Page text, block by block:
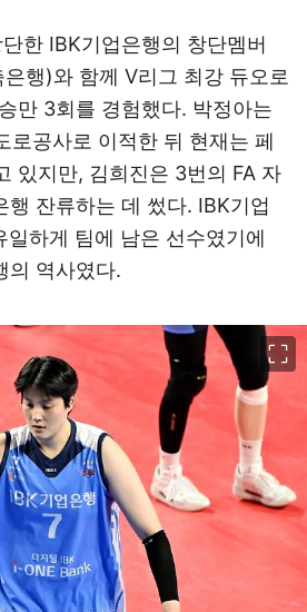
한 IBK기업은행의 창단멤버
행)와 함께 V리그 최강 듀오로
만 3회를 경험했다. 박정아는
로공사로 이적한 뒤 현재는 페
있지만, 김희진은 3번의 FA 자
행 잔류하는 데 썼다. IBK기업
일하게 팀에 남은 선수였기에
의 역사였다.